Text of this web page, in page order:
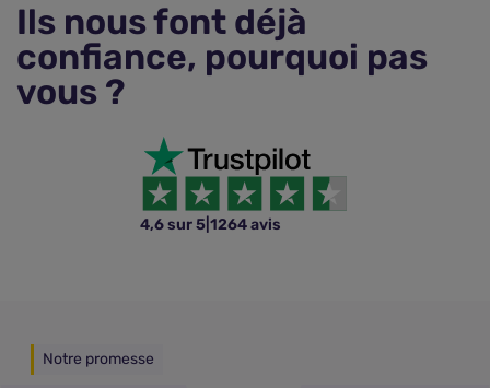
Ils nous font déjà
confiance, pourquoi pas
vous ?
4,6 sur 5 1264 avis
Notre promesse